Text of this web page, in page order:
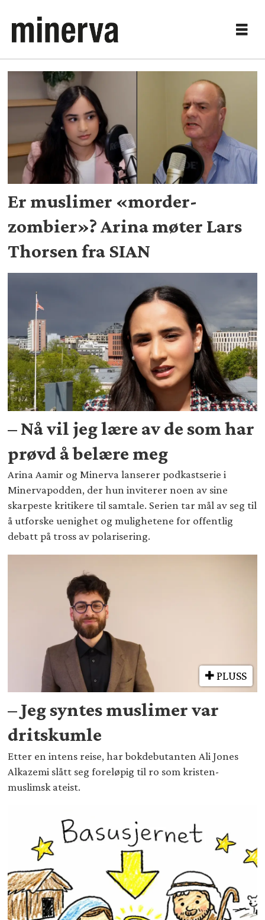
Tag:
islam
Er muslimer «morder-
zombier»? Arina møter Lars
Thorsen fra SIAN
– Nå vil jeg lære av de som har
prøvd å belære meg
Arina Aamir og Minerva lanserer podkastserie i
Minervapodden, der hun inviterer noen av sine
skarpeste kritikere til samtale. Serien tar mål av seg til
å utforske uenighet og mulighetene for offentlig
debatt på tross av polarisering.
PLUSS
– Jeg syntes muslimer var
dritskumle
Etter en intens reise, har bokdebutanten Ali Jones
Alkazemi slått seg foreløpig til ro som kristen-
muslimsk ateist.